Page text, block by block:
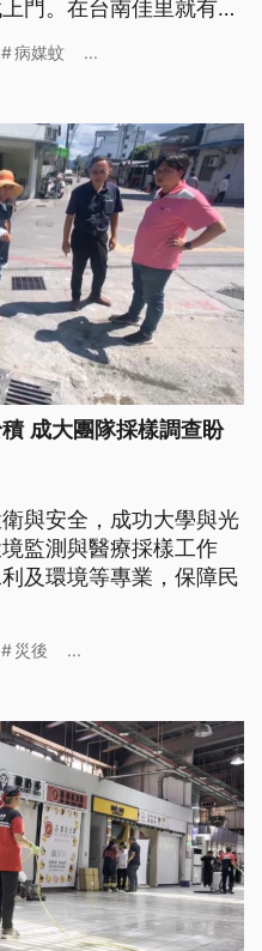
門。在台南佳里就有一
人到場清理。
病媒蚊 ...
成大團隊採樣調查盼
與安全，成功大學與光
監測與醫療採樣工作
及環境等專業，保障民
災後 ...